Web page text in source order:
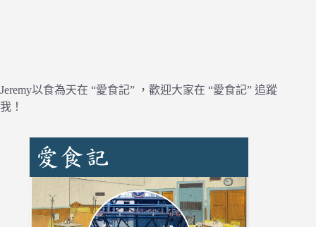
Jeremy以食為天在 “愛食記” ，歡迎大家在 “愛食記” 追蹤
我！